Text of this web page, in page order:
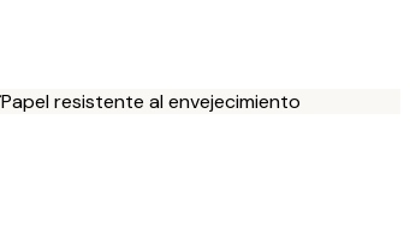
Papel resistente al envejecimiento